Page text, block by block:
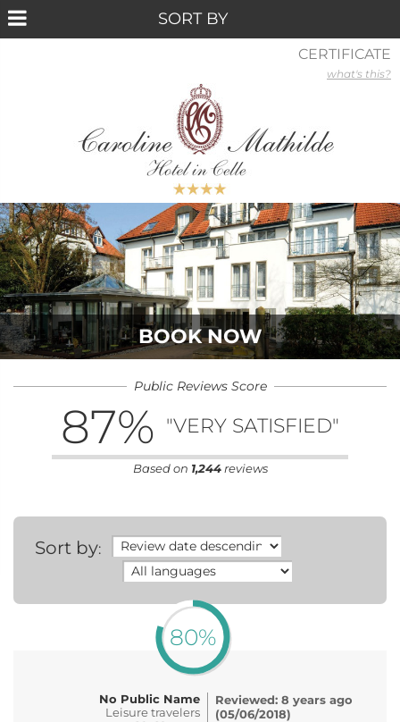
BOOK NOW
Public Reviews Score
87% "VERY SATISFIED"
Based on 1,244reviews
Sort by:
80%
No Public Name
Leisure travelers
Reviewed: 8 years ago
(05/06/2018)
CERTIFICATE
what's this?